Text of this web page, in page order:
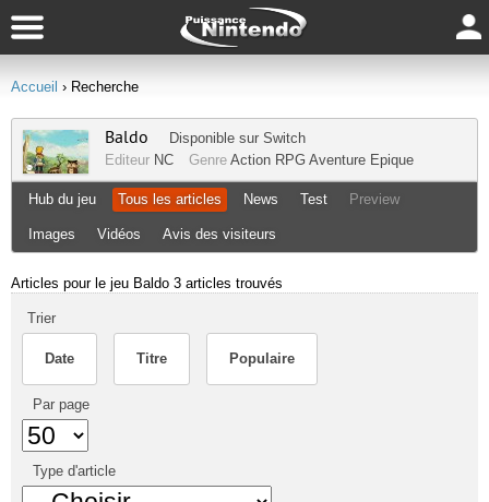
Accueil › Recherche
Baldo Disponible sur Switch
Editeur NC Genre Action RPG Aventure Epique
Hub du jeu Tous les articles News Test Preview
Images Vidéos Avis des visiteurs
Articles pour le jeu Baldo 3 articles trouvés
Trier
Date Titre Populaire
Par page
Type d'article